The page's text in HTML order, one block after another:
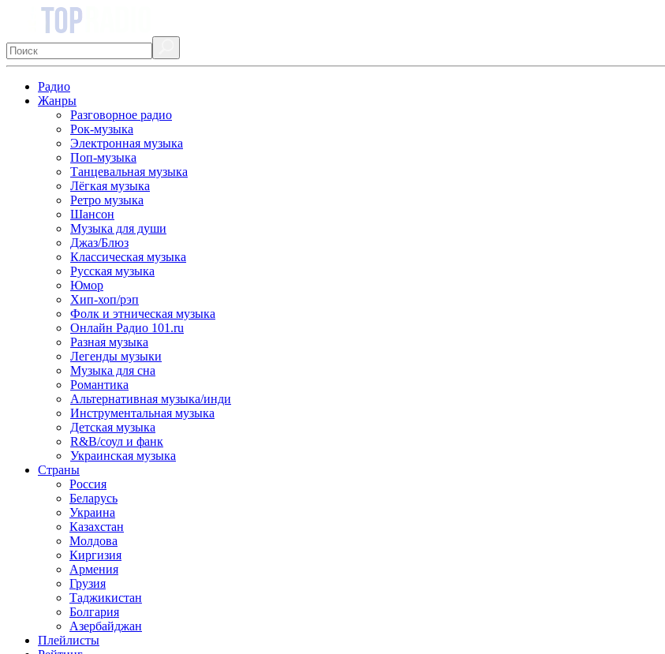
Радио
Жанры
Разговорное радио
Рок-музыка
Электронная музыка
Поп-музыка
Танцевальная музыка
Лёгкая музыка
Ретро музыка
Шансон
Музыка для души
Джаз/Блюз
Классическая музыка
Русская музыка
Юмор
Хип-хоп/рэп
Фолк и этническая музыка
Онлайн Радио 101.ru
Разная музыка
Легенды музыки
Музыка для сна
Романтика
Альтернативная музыка/инди
Инструментальная музыка
Детская музыка
R&B/cоул и фанк
Украинская музыка
Страны
Россия
Беларусь
Украина
Казахстан
Молдова
Киргизия
Армения
Грузия
Таджикистан
Болгария
Азербайджан
Плейлисты